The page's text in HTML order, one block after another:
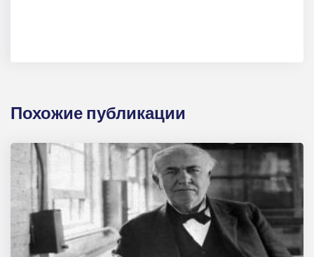
Похожие публикации